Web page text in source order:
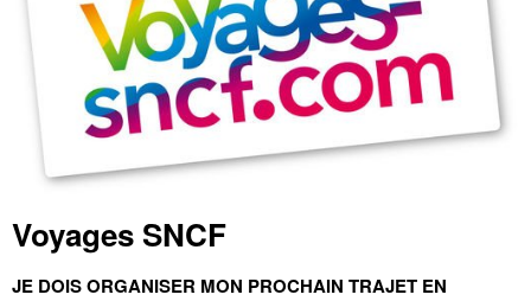
Voyages SNCF
JE DOIS ORGANISER MON PROCHAIN TRAJET EN